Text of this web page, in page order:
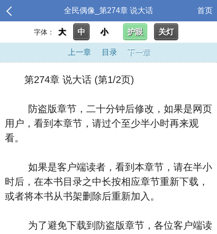
全民偶像_第274章 说大话 首页
字体： 大 中 小 护眼 关灯
上一章 目录 下一章
第274章 说大话 (第1/2页)
防盗版章节，二十分钟后修改，如果是网页
用户，看到本章节，请过个至少半小时再来观
看。
如果是客户端读者，看到本章节，请在半小
时后，在本书目录之中长按相应章节重新下载，
或者将本书从书架删除后重新加入。
为了避免下载到防盗版章节，各位客户端读